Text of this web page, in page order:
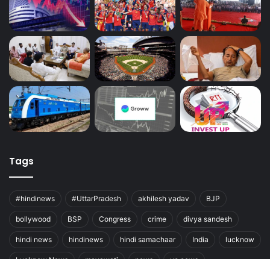
Tags
#hindinews #UttarPradesh akhilesh yadav BJP
bollywood BSP Congress crime divya sandesh
hindi news hindinews hindi samachaar India lucknow